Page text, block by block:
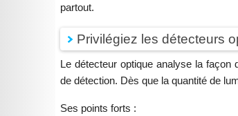
partout.
Privilégiez les détecteurs
Le détecteur optique analyse la
de détection. Dès que la quantité de
Ses points forts :